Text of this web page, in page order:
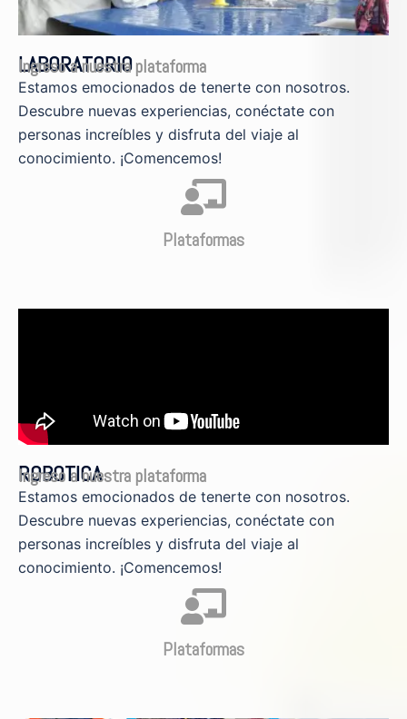
LABORATORIO
Ingreso a nuestra plataforma
Estamos emocionados de tenerte con nosotros.
Descubre nuevas experiencias, conéctate con
personas increíbles y disfruta del viaje al
conocimiento. ¡Comencemos!
Plataformas
ROBOTICA
Ingreso a nuestra plataforma
Estamos emocionados de tenerte con nosotros.
Descubre nuevas experiencias, conéctate con
personas increíbles y disfruta del viaje al
conocimiento. ¡Comencemos!
Plataformas